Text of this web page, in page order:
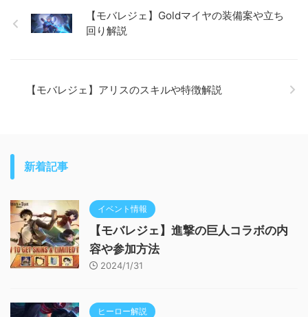
【モバレジェ】Goldマイヤの装備案や立ち
回り解説
【モバレジェ】アリスのスキルや特徴解説
新着記事
イベント情報
【モバレジェ】進撃の巨人コラボの内
容や参加方法
2024/1/31
ヒーロー解説